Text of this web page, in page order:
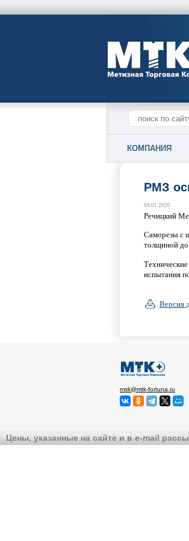
КОМПАНИЯ
РМЗ
09.01.2020
Речицкий
Саморезы с
толщиной до
испытания
Версия
msk@mtk-fortuna.ru
Цены, указанные на сайте и в e-mail